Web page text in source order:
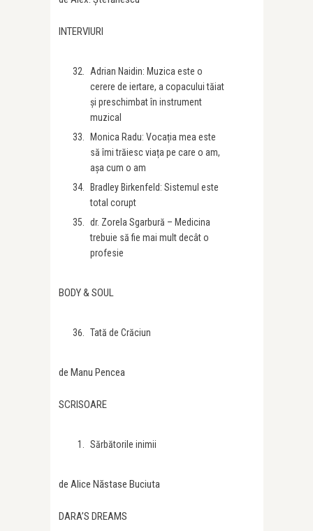
INTERVIURI
Adrian Naidin: Muzica este o
cerere de iertare, a copacului tăiat
și preschimbat în instrument
muzical
Monica Radu: Vocația mea este
să îmi trăiesc viața pe care o am,
așa cum o am
Bradley Birkenfeld: Sistemul este
total corupt
dr. Zorela Sgarbură – Medicina
trebuie să fie mai mult decât o
profesie
BODY & SOUL
Tată de Crăciun
de Manu Pencea
SCRISOARE
Sărbătorile inimii
de Alice Năstase Buciuta
DARA’S DREAMS